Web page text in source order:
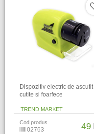
Dispozitiv electric de ascutit
cutite si foarfece
TREND MARKET
Cod produs
02763 49